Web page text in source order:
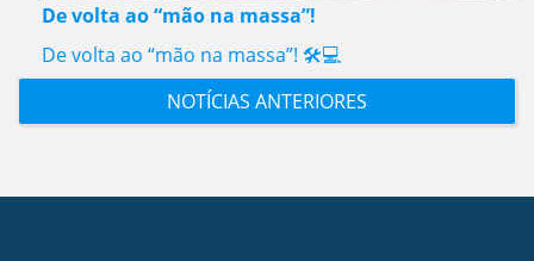
De volta ao “mão na massa”!
De volta ao “mão na massa”! 🛠️💻
NOTÍCIAS ANTERIORES